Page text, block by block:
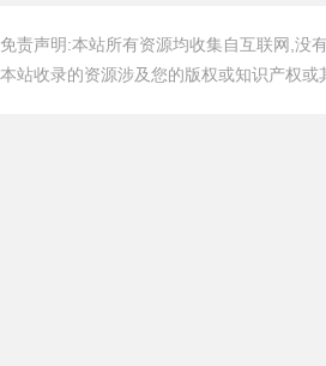
免责声明:本站所有资源均收集自互联网,没
本站收录的资源涉及您的版权或知识产权